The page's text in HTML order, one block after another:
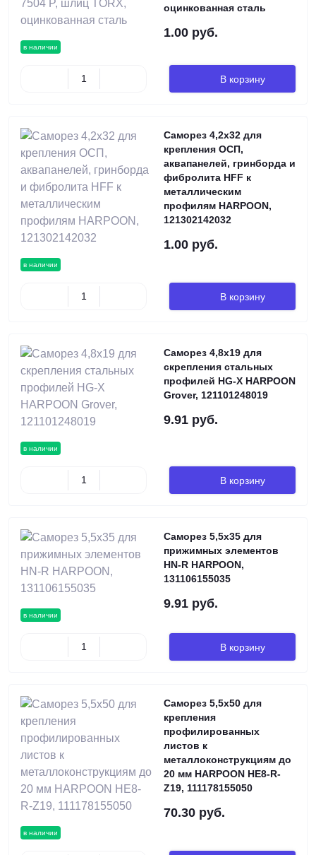
в наличии
оцинкованная сталь
1.00 руб.
В корзину
в наличии
Саморез 4,2х32 для
крепления ОСП,
аквапанелей, гринборда и
фибролита HFF к
металлическим
профилям HARPOON,
121302142032
1.00 руб.
В корзину
в наличии
Саморез 4,8х19 для
скрепления стальных
профилей HG-X HARPOON
Grover, 121101248019
9.91 руб.
В корзину
в наличии
Саморез 5,5х35 для
прижимных элементов
HN-R HARPOON,
131106155035
9.91 руб.
В корзину
в наличии
Саморез 5,5х50 для
крепления
профилированных
листов к
металлоконструкциям до
20 мм HARPOON HE8-R-
Z19, 111178155050
70.30 руб.